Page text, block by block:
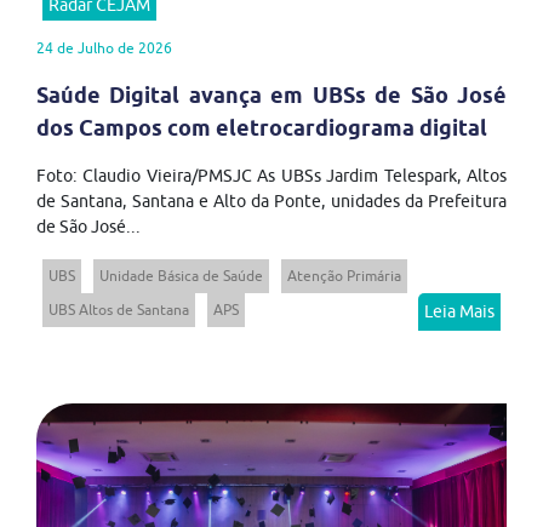
Radar CEJAM
24 de Julho de 2026
Saúde Digital avança em UBSs de São José
dos Campos com eletrocardiograma digital
Foto: Claudio Vieira/PMSJC As UBSs Jardim Telespark, Altos
de Santana, Santana e Alto da Ponte, unidades da Prefeitura
de São José...
UBS Unidade Básica de Saúde
Atenção Primária
UBS Altos de Santana
APS Leia Mais